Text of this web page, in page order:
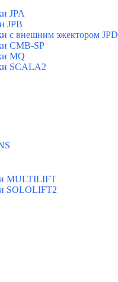
JPA
JPB
с внешним эжектором JPD
CMB-SP
MQ
SCALA2
MULTILIFT
SOLOLIFT2